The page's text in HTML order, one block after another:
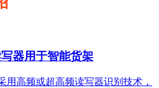
器用于智能货架
用高频或超高频读写器识别技术，